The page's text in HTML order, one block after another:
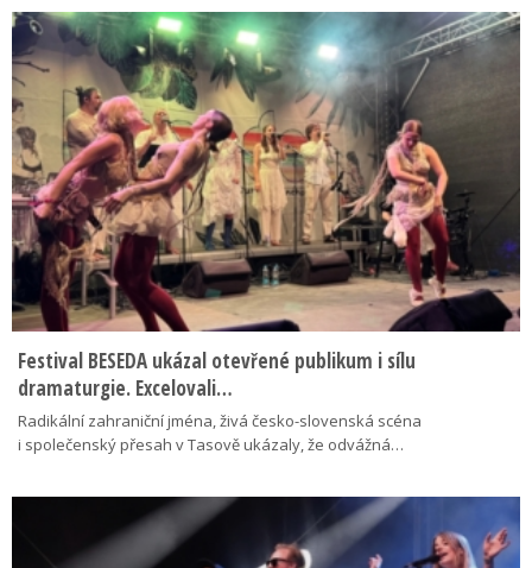
Festival BESEDA ukázal otevřené publikum i sílu
dramaturgie. Excelovali…
Radikální zahraniční jména, živá česko-slovenská scéna
i společenský přesah v Tasově ukázaly, že odvážná…